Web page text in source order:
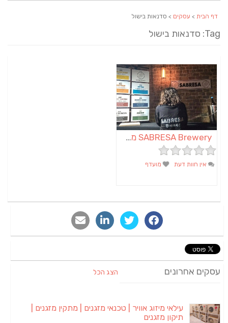
דף הבית>עסקים> סדנאות בישול
Tag: סדנאות בישול
SABRESA Brewery מבשלת שיכר | מבשלת בירה
אין חוות דעת מועדף
אחרונים הצג הכל
עילאי מיזוג אוויר | טכנאי מזגנים | מתקין מזגנים |
תיקון מזגנים